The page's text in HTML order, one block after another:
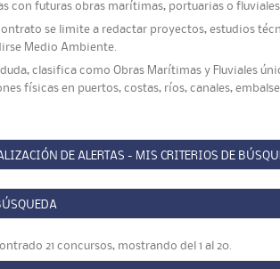
con futuras obras marítimas, portuarias o fluviales.
se limite a redactar proyectos, estudios
Medio Ambiente.
duda, clasifica como Obras Marítimas y Fluviales
físicas en puertos, costas, ríos, canales,
DE ALERTAS - MIS CRITERIOS DE
21 concursos, mostrando del 1 al 20.